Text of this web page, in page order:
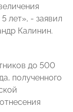
лет», - заявил
Калинин.
до 500
полученного